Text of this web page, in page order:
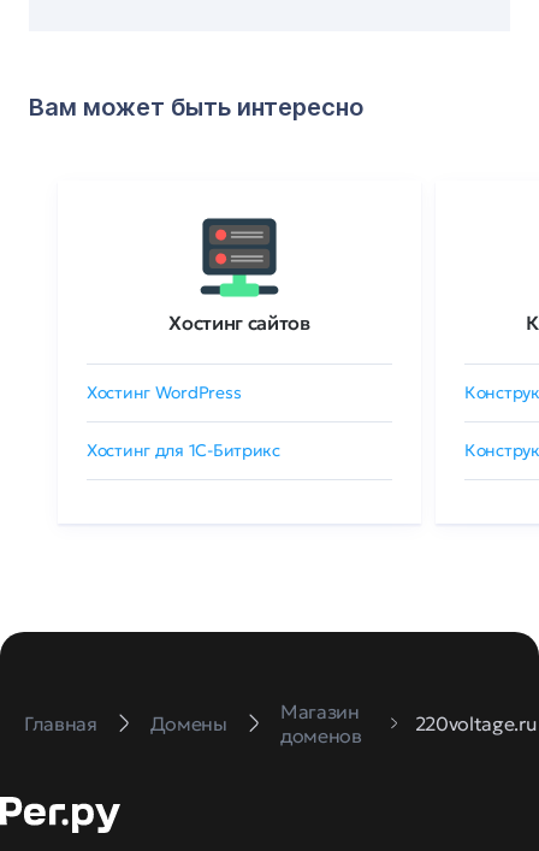
Вам может быть интересно
Хостинг сайтов
Хостинг WordPress
Хостинг для 1C-Битрикс
Главная Домены
Магазин
доменов
220voltage.ru